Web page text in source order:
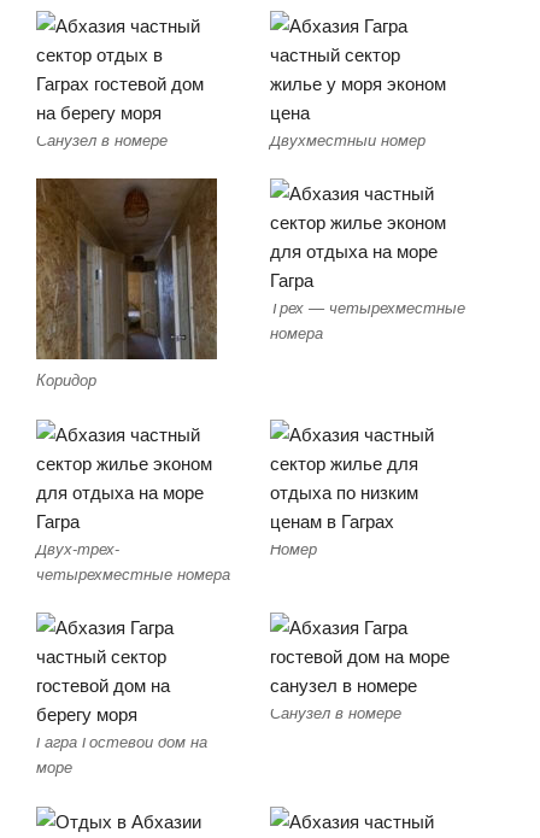
Санузел в номере Двухместный номер
Коридор
Трех — четырехместные
номера
Двух-трех-
четырехместные номера
Номер
Гагра Гостевой дом на
море
Санузел в номере